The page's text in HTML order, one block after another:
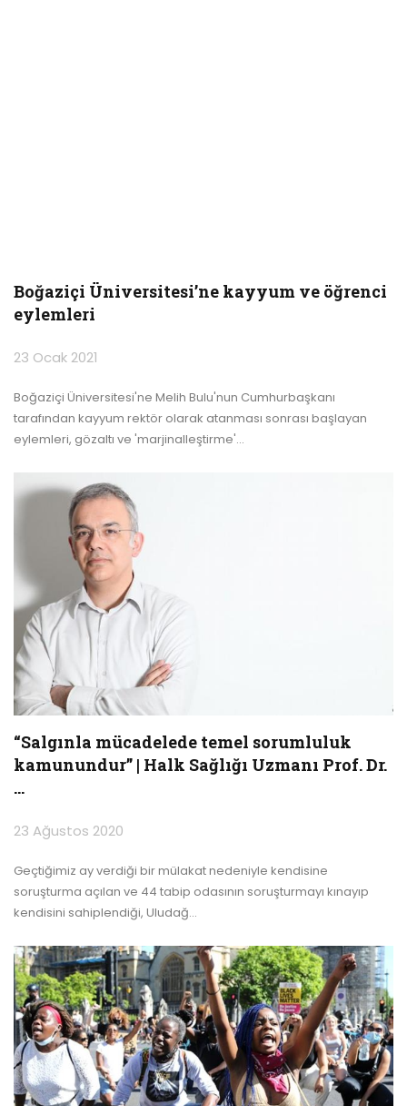
Boğaziçi Üniversitesi’ne kayyum ve öğrenci
eylemleri
23 Ocak 2021
Boğaziçi Üniversitesi'ne Melih Bulu'nun Cumhurbaşkanı
tarafından kayyum rektör olarak atanması sonrası başlayan
eylemleri, gözaltı ve 'marjinalleştirme'…
“Salgınla mücadelede temel sorumluluk
kamunundur” | Halk Sağlığı Uzmanı Prof. Dr.
…
23 Ağustos 2020
Geçtiğimiz ay verdiği bir mülakat nedeniyle kendisine
soruşturma açılan ve 44 tabip odasının soruşturmayı kınayıp
kendisini sahiplendiği, Uludağ…